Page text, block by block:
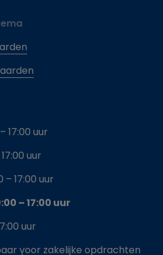
17:00 uur
uur
– 17:00 uur
– 17:00 uur
uur
voor zakelijke opdrachten